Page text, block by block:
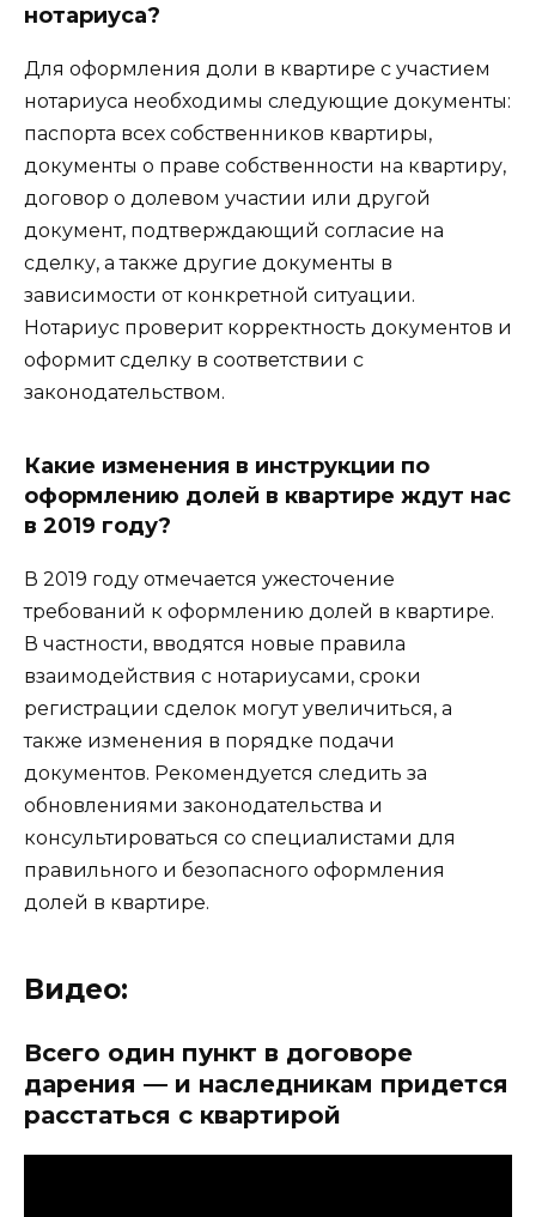
нотариуса?
Для оформления доли в квартире с участием
нотариуса необходимы следующие документы:
паспорта всех собственников квартиры,
документы о праве собственности на квартиру,
договор о долевом участии или другой
документ, подтверждающий согласие на
сделку, а также другие документы в
зависимости от конкретной ситуации.
Нотариус проверит корректность документов и
оформит сделку в соответствии с
законодательством.
Какие изменения в инструкции по
оформлению долей в квартире ждут нас
в 2019 году?
В 2019 году отмечается ужесточение
требований к оформлению долей в квартире.
В частности, вводятся новые правила
взаимодействия с нотариусами, сроки
регистрации сделок могут увеличиться, а
также изменения в порядке подачи
документов. Рекомендуется следить за
обновлениями законодательства и
консультироваться со специалистами для
правильного и безопасного оформления
долей в квартире.
Видео:
Всего один пункт в договоре
дарения — и наследникам придется
расстаться с квартирой